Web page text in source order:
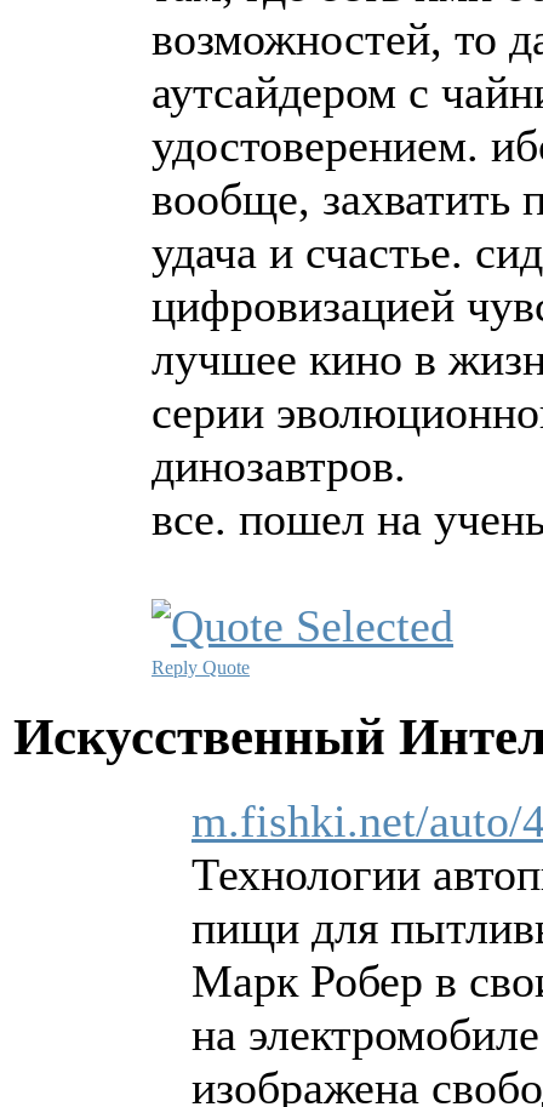
возможностей, то
аутсайдером с
удостоверением.
вообще, захватить
удача и счастье.
цифровизацией
лучшее кино в
серии
динозавтров.
все. пошел на
Reply Quote
Искусственный
m.fishki.net/auto/
Технологии
пищи для
Марк Робер в
на
изображена